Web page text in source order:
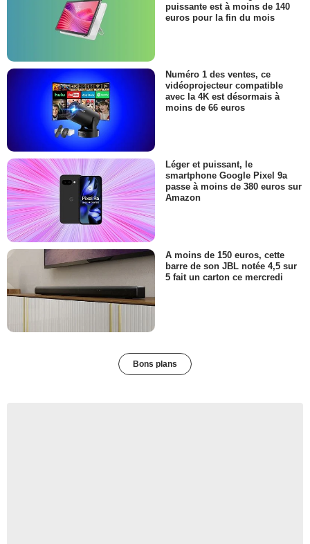
puissante est à moins de 140
euros pour la fin du mois
Numéro 1 des ventes, ce
vidéoprojecteur compatible
avec la 4K est désormais à
moins de 66 euros
Léger et puissant, le
smartphone Google Pixel 9a
passe à moins de 380 euros sur
Amazon
A moins de 150 euros, cette
barre de son JBL notée 4,5 sur
5 fait un carton ce mercredi
Bons plans